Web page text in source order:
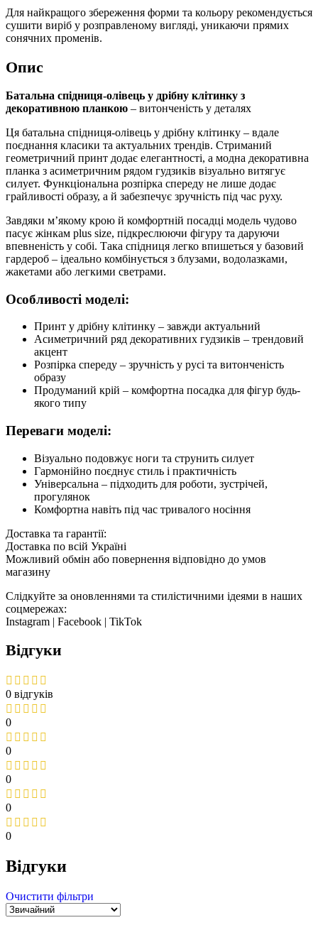
Для найкращого збереження форми та кольору рекомендується
сушити виріб у розправленому вигляді, уникаючи прямих
сонячних променів.
Опис
Батальна спідниця-олівець у дрібну клітинку з
декоративною планкою – витонченість у деталях
Ця батальна спідниця-олівець у дрібну клітинку – вдале
поєднання класики та актуальних трендів. Стриманий
геометричний принт додає елегантності, а модна декоративна
планка з асиметричним рядом гудзиків візуально витягує
силует. Функціональна розпірка спереду не лише додає
грайливості образу, а й забезпечує зручність під час руху.
Завдяки м’якому крою й комфортній посадці модель чудово
пасує жінкам plus size, підкреслюючи фігуру та даруючи
впевненість у собі. Така спідниця легко впишеться у базовий
гардероб – ідеально комбінується з блузами, водолазками,
жакетами або легкими светрами.
Особливості моделі:
Принт у дрібну клітинку – завжди актуальний
Асиметричний ряд декоративних гудзиків – трендовий
акцент
Розпірка спереду – зручність у русі та витонченість
образу
Продуманий крій – комфортна посадка для фігур будь-
якого типу
Переваги моделі:
Візуально подовжує ноги та струнить силует
Гармонійно поєднує стиль і практичність
Універсальна – підходить для роботи, зустрічей,
прогулянок
Комфортна навіть під час тривалого носіння
Доставка та гарантії:
Доставка по всій Україні
Можливий обмін або повернення відповідно до умов
магазину
Слідкуйте за оновленнями та стилістичними ідеями в наших
соцмережах:
Instagram | Facebook | TikTok
Відгуки
0 відгуків
0
0
0
0
0
Відгуки
Очистити фільтри